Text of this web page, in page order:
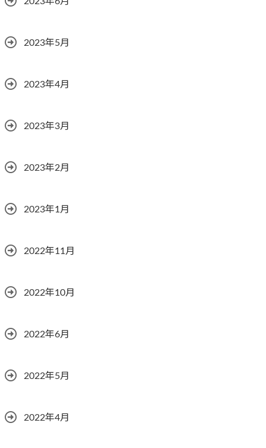
2023年5月
2023年4月
2023年3月
2023年2月
2023年1月
2022年11月
2022年10月
2022年6月
2022年5月
2022年4月